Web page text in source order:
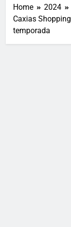
Home 2024
Caxias
temporada